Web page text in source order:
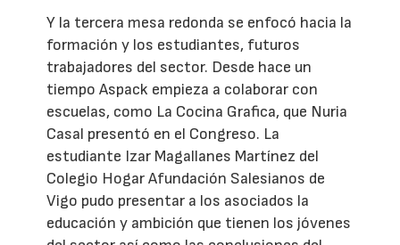
Y la tercera mesa redonda se enfocó hacia la
formación y los estudiantes, futuros
trabajadores del sector. Desde hace un
tiempo Aspack empieza a colaborar con
escuelas, como La Cocina Grafica, que Nuria
Casal presentó en el Congreso. La
estudiante Izar Magallanes Martínez del
Colegio Hogar Afundación Salesianos de
Vigo pudo presentar a los asociados la
educación y ambición que tienen los jóvenes